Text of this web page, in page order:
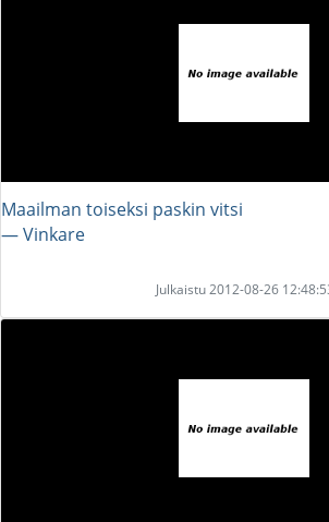
Maailman toiseksi paskin vitsi
― Vinkare
Julkaistu 2012-08-26